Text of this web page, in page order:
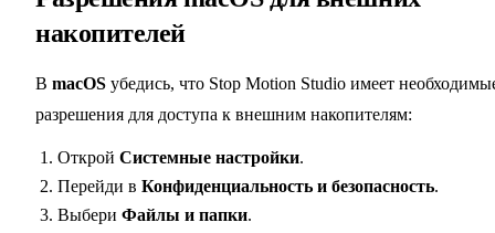
накопителей
В macOS убедись, что Stop Motion Studio имеет
разрешения для доступа к внешним накопителям:
Открой Системные настройки.
Перейди в Конфиденциальность и безопасность.
Выбери Файлы и папки.